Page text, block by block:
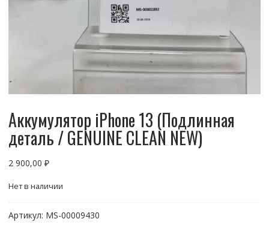
Аккумулятор iPhone 13 (Подлинная
деталь / GENUINE CLEAN NEW)
2 900,00 ₽
Нет в наличии
Артикул: МS-00009430